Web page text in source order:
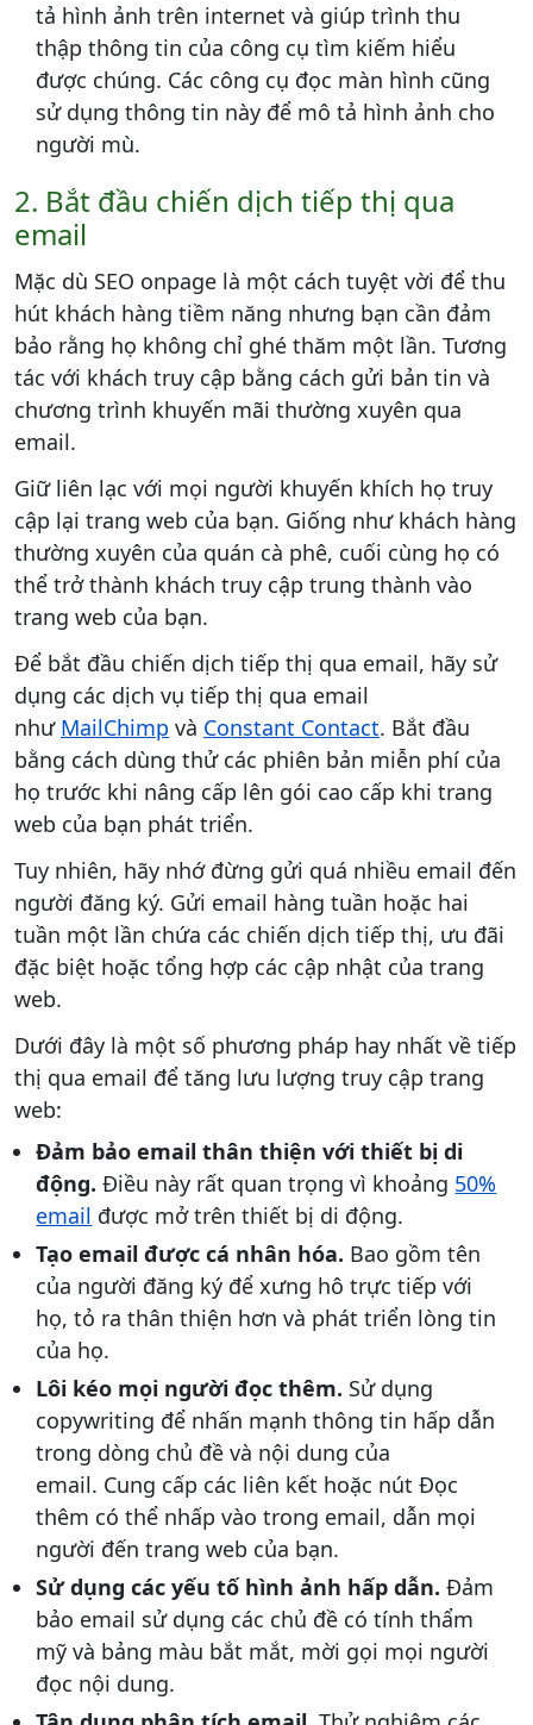
tả hình ảnh trên internet và giúp trình thu
thập thông tin của công cụ tìm kiếm hiểu
được chúng. Các công cụ đọc màn hình cũng
sử dụng thông tin này để mô tả hình ảnh cho
người mù.
2. Bắt đầu chiến dịch tiếp thị qua
email
Mặc dù SEO onpage là một cách tuyệt vời để thu
hút khách hàng tiềm năng nhưng bạn cần đảm
bảo rằng họ không chỉ ghé thăm một lần. Tương
tác với khách truy cập bằng cách gửi bản tin và
chương trình khuyến mãi thường xuyên qua
email.
Giữ liên lạc với mọi người khuyến khích họ truy
cập lại trang web của bạn. Giống như khách hàng
thường xuyên của quán cà phê, cuối cùng họ có
thể trở thành khách truy cập trung thành vào
trang web của bạn.
Để bắt đầu chiến dịch tiếp thị qua email, hãy sử
dụng các dịch vụ tiếp thị qua email
như MailChimp và Constant Contact. Bắt đầu
bằng cách dùng thử các phiên bản miễn phí của
họ trước khi nâng cấp lên gói cao cấp khi trang
web của bạn phát triển.
Tuy nhiên, hãy nhớ đừng gửi quá nhiều email đến
người đăng ký. Gửi email hàng tuần hoặc hai
tuần một lần chứa các chiến dịch tiếp thị, ưu đãi
đặc biệt hoặc tổng hợp các cập nhật của trang
web.
Dưới đây là một số phương pháp hay nhất về tiếp
thị qua email để tăng lưu lượng truy cập trang
web:
Đảm bảo email thân thiện với thiết bị di
động.Điều này rất quan trọng vì khoảng 50%
email được mở trên thiết bị di động.
Tạo email được cá nhân hóa. Bao gồm tên
của người đăng ký để xưng hô trực tiếp với
họ, tỏ ra thân thiện hơn và phát triển lòng tin
của họ.
Lôi kéo mọi người đọc thêm. Sử dụng
copywriting để nhấn mạnh thông tin hấp dẫn
trong dòng chủ đề và nội dung của
email. Cung cấp các liên kết hoặc nút Đọc
thêm có thể nhấp vào trong email, dẫn mọi
người đến trang web của bạn.
Sử dụng các yếu tố hình ảnh hấp dẫn.Đảm
bảo email sử dụng các chủ đề có tính thẩm
mỹ và bảng màu bắt mắt, mời gọi mọi người
đọc nội dung.